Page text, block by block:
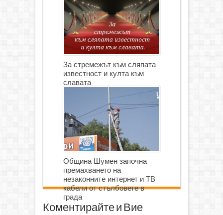
За стремежът към сляпата
известност и култа към
славата
Община Шумен започна
премахването на
незаконните интернет и ТВ
кабели от стълбовете в
града
Коментирайте и Вие